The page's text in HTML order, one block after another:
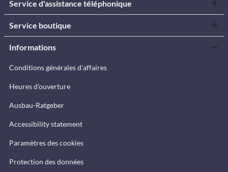
Service d'assistance téléphonique
Service boutique
Informations
Conditions générales d'affaires
Heures d'ouverture
Ausbau-Ratgeber
Accessibility statement
Paramètres des cookies
Protection des données